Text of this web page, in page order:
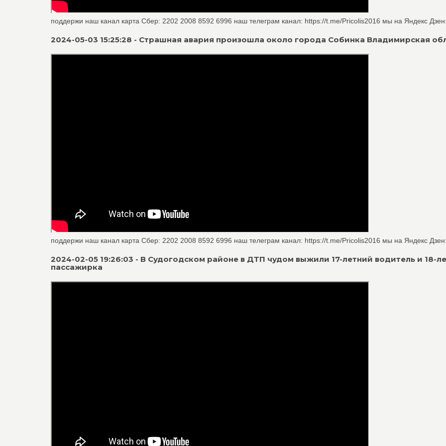
поддержи наш канал карта Сбер: 2202 2008 8592 6996 наш телеграм канал: https://t.me/Pricolis2016 мы на Яндекс Дзен:
2024-05-03 15:25:28 - Страшная авария произошла около города Собинка Владимирская
поддержи наш канал карта Сбер: 2202 2008 8592 6996 наш телеграм канал: https://t.me/Pricolis2016 мы на Яндекс Дзен:
2024-02-05 19:26:03 - В Судогодском районе в ДТП чудом выжили 17-летний водитель и 18-
пассажирка